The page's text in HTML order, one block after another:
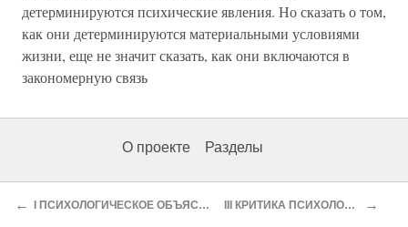
детерминируются психические явления. Но сказать о том,
как они детерминируются материальными условиями
жизни, еще не значит сказать, как они включаются в
закономерную связь
О проекте Разделы
← I ПСИХОЛОГИЧЕСКОЕ ОБЪЯСНЕНИЕ РЕЛИГИОЗНЫХЪ ЯВЛЕНИЙ III КРИТИКА ПСИХОЛОГИЗМА И СОЦИОЛОГИЗМА →